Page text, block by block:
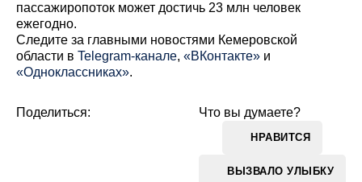
пассажиропоток может достичь 23 млн человек
ежегодно.
Cледите за главными новостями Кемеровской
области в Telegram-канале, «ВКонтакте» и
«Одноклассниках».
Что вы думаете?
НРАВИТСЯ
ВЫЗВАЛО УЛЫБКУ
Поделиться: